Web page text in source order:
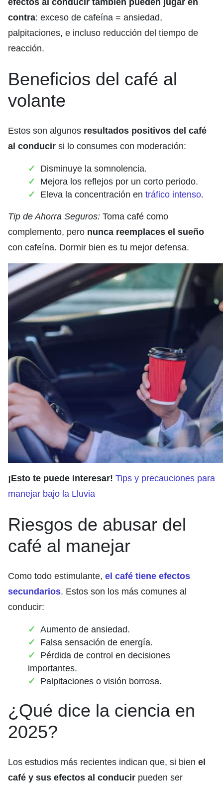
contra: exceso de cafeína = ansiedad,
palpitaciones, e incluso reducción del tiempo de
reacción.
Beneficios del café al
volante
Estos son algunos resultados positivos del café
al conducir si lo consumes con moderación:
Disminuye la somnolencia.
Mejora los reflejos por un corto periodo.
Eleva la concentración en tráfico intenso.
Tip de Ahorra Seguros: Toma café como
complemento, pero nunca reemplaces el sueño
con cafeína. Dormir bien es tu mejor defensa.
¡Esto te puede interesar! Tips y precauciones para
manejar bajo la Lluvia
Riesgos de abusar del
café al manejar
Como todo estimulante, el café tiene efectos
secundarios. Estos son los más comunes al
conducir:
Aumento de ansiedad.
Falsa sensación de energía.
Pérdida de control en decisiones
importantes.
Palpitaciones o visión borrosa.
¿Qué dice la ciencia en
2025?
Los estudios más recientes indican que, si bien el
café y sus efectos al conducir pueden ser